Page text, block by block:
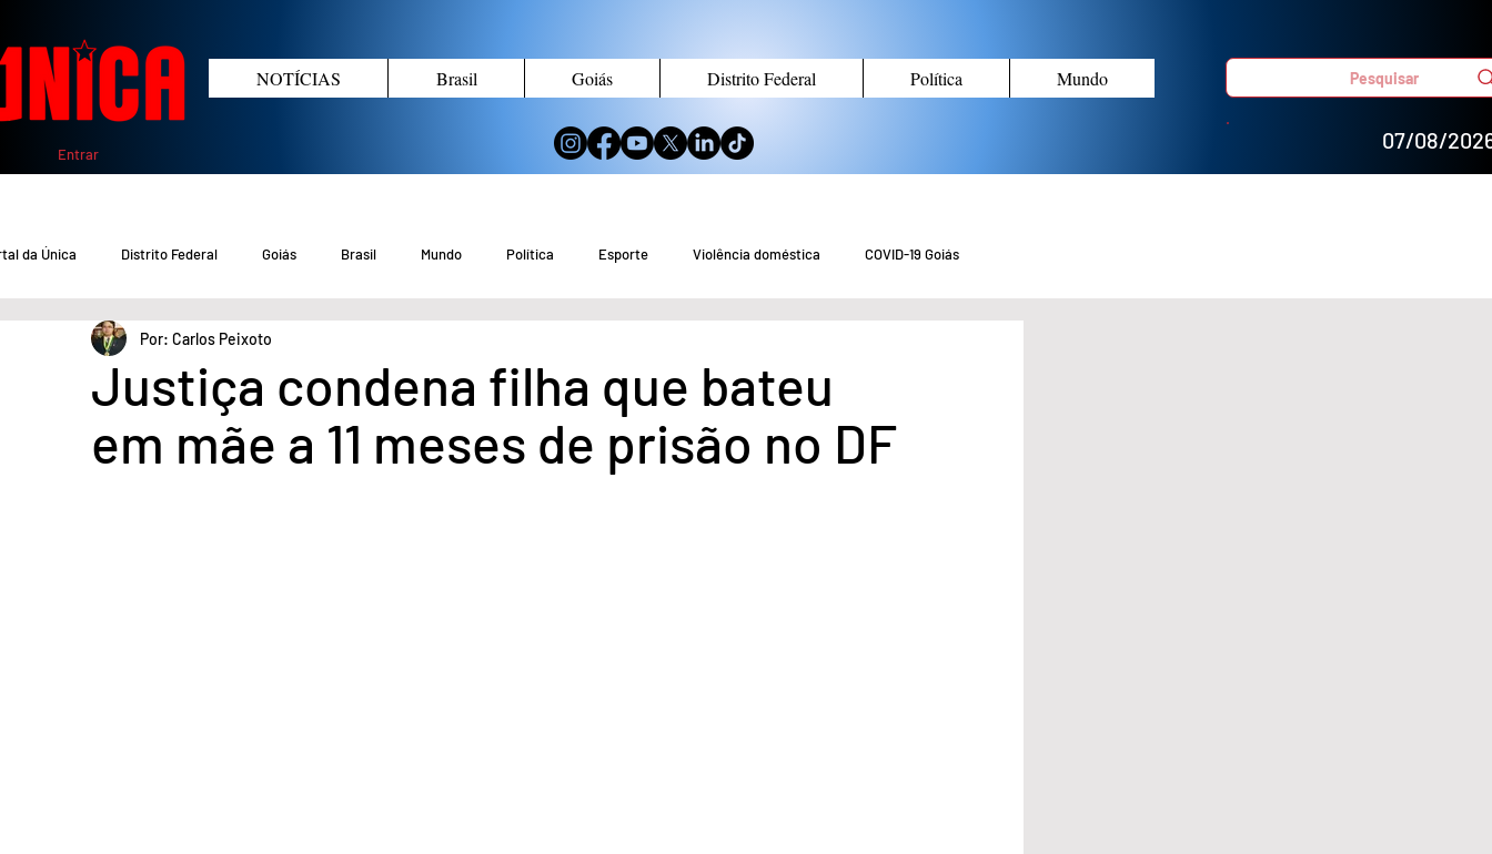
Entrar
NOTÍCIAS Brasil Goiás Distrito Federal Política Mundo Pesquisar
07/08/
da Única Distrito Federal Goiás Brasil Mundo Política Esporte Violência doméstica COVID-19 Goiás
COVID-19 DF COVID-19 Brasil
Crimes no DF Saúde Meio Ambiente Tecnologia Curiosidades
Justiça condena filha que bateu
em mãe a 11 meses de prisão no DF
Por: Carlos Peixoto